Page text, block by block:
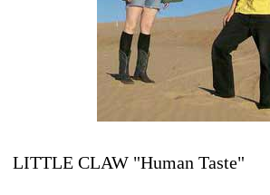
LITTLE CLAW "Human Taste"